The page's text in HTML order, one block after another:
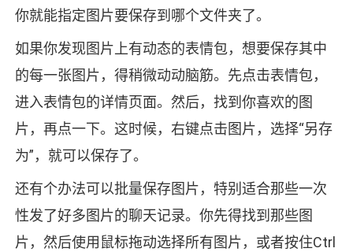
你就能指定图片要保存到哪个文件夹了。
如果你发现图片上有动态的表情包，想要保存其中
的每一张图片，得稍微动动脑筋。先点击表情包，
进入表情包的详情页面。然后，找到你喜欢的图
片，再点一下。这时候，右键点击图片，选择“另存
为”，就可以保存了。
还有个办法可以批量保存图片，特别适合那些一次
性发了好多图片的聊天记录。你先得找到那些图
片，然后使用鼠标拖动选择所有图片，或者按住Ctrl